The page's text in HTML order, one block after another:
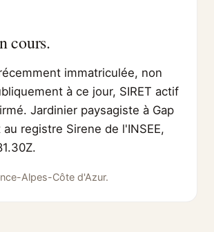
cours.
immatriculée, non
à ce jour, SIRET actif
Jardinier paysagiste à Gap
registre Sirene de l'INSEE,
Alpes-Côte d'Azur.